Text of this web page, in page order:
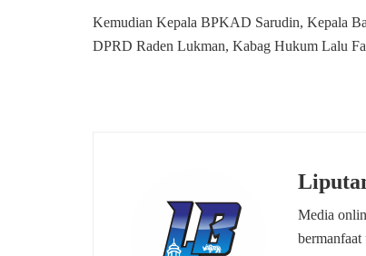
Kemudian Kepala BPKAD Sarudin, Kepala
DPRD Raden Lukman, Kabag Hukum Lalu
Media
bermanfaat